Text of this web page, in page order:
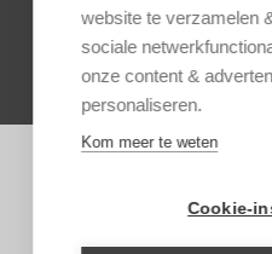
website te verzamelen
sociale
onze content &
personaliseren.
Kom meer te weten
Cookie-